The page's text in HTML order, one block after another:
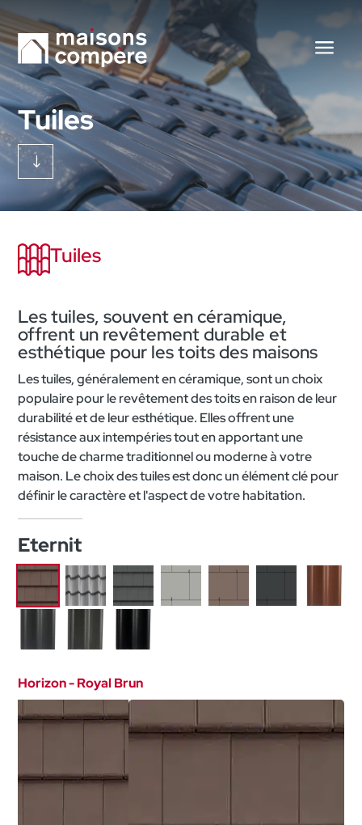
Tuiles
"
Tuiles
Les tuiles, souvent en céramique,
offrent un revêtement durable et
esthétique pour les toits des maisons
Les tuiles, généralement en céramique, sont un choix
populaire pour le revêtement des toits en raison de leur
durabilité et de leur esthétique. Elles offrent une
résistance aux intempéries tout en apportant une
touche de charme traditionnel ou moderne à votre
maison. Le choix des tuiles est donc un élément clé pour
définir le caractère et l'aspect de votre habitation.
Eternit
Horizon - Royal Brun